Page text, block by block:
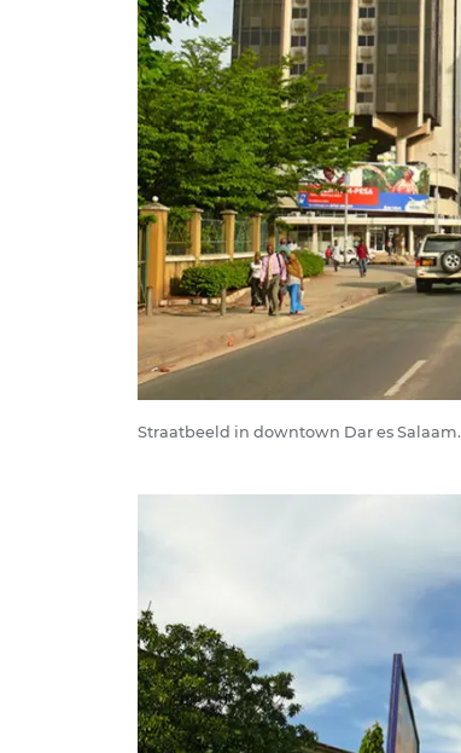
Straatbeeld in downtown Dar es Salaam.